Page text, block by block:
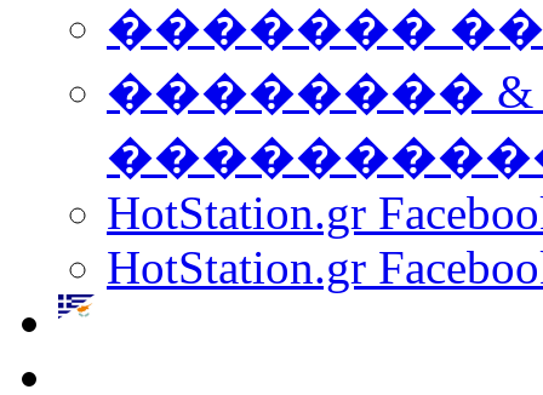
������� ���
��������
HotStation.gr
HotStation.gr